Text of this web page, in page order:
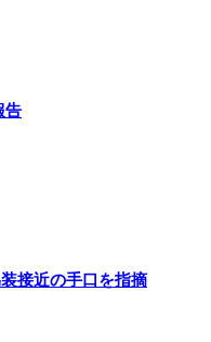
告
接近の手口を指摘